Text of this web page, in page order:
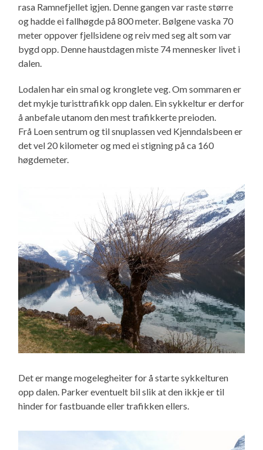
rasa Ramnefjellet igjen. Denne gangen var raste større
og hadde ei fallhøgde på 800 meter. Bølgene vaska 70
meter oppover fjellsidene og reiv med seg alt som var
bygd opp. Denne haustdagen miste 74 mennesker livet i
dalen.
Lodalen har ein smal og kronglete veg. Om sommaren er
det mykje turisttrafikk opp dalen. Ein sykkeltur er derfor
å anbefale utanom den mest trafikkerte preioden.
Frå Loen sentrum og til snuplassen ved Kjenndalsbeen er
det vel 20 kilometer og med ei stigning på ca 160
høgdemeter.
Det er mange mogelegheiter for å starte sykkelturen
opp dalen. Parker eventuelt bil slik at den ikkje er til
hinder for fastbuande eller trafikken ellers.